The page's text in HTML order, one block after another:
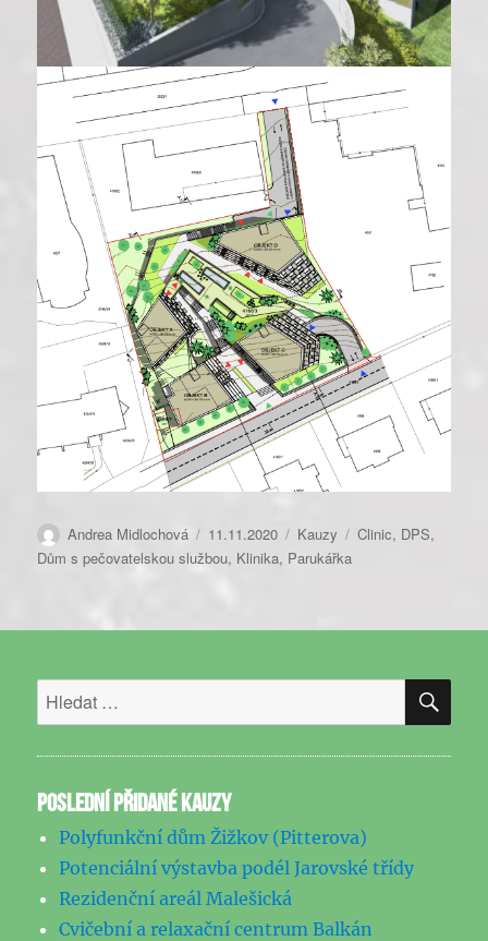
Autor:
Andrea Midlochová Publikováno:
11.11.2020 Rubriky:
Kauzy Štítky:
Clinic, DPS,
Dům s pečovatelskou službou, Klinika, Parukářka
Hledat:
POSLEDNÍ PŘIDANÉ KAUZY
Polyfunkční dům Žižkov (Pitterova)
Potenciální výstavba podél Jarovské třídy
Rezidenční areál Malešická
Cvičební a relaxační centrum Balkán